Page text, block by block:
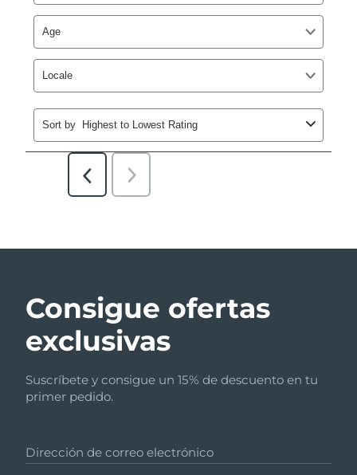
Consigue ofertas
exclusivas
Suscríbete y consigue un 15% de descuento en tu
primer pedido.
Dirección de correo electrónico